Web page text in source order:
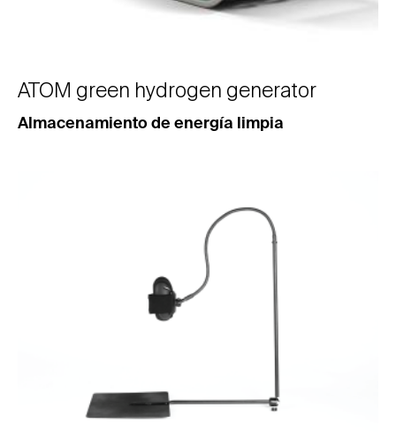
ATOM green hydrogen generator
Almacenamiento de energía limpia